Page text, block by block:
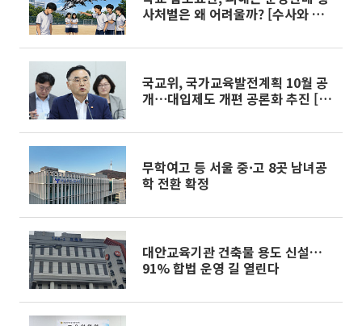
사처벌은 왜 어려울까? [수사와 재
국교위, 국가교육발전계획 10월 공
개⋯대입제도 개편 공론화 추진 [업
무학여고 등 서울 중·고 8곳 남녀공
학 전환 확정
대안교육기관 건축물 용도 신설…
91% 합법 운영 길 열린다